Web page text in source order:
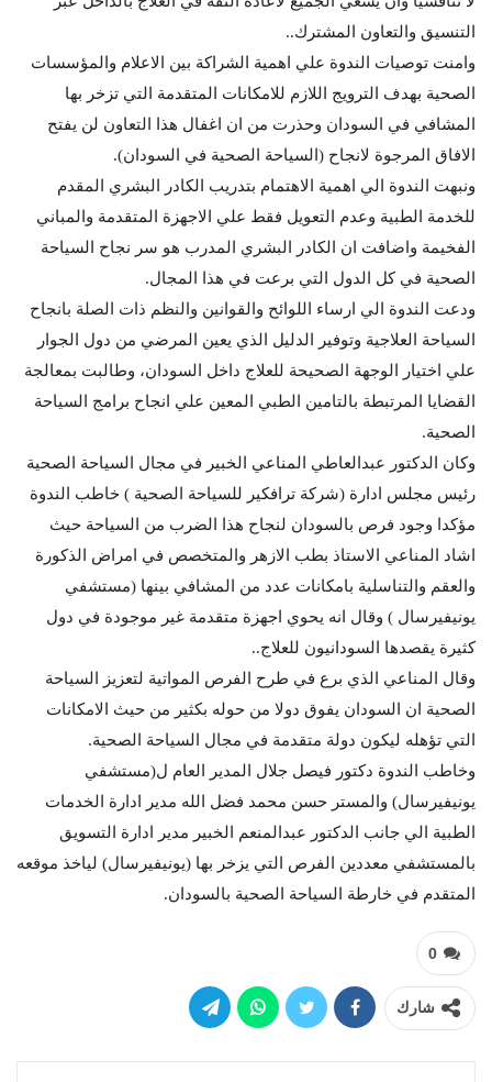
التنسيق والتعاون المشترك..
وامنت توصيات الندوة علي اهمية الشراكة بين الاعلام والمؤسسات
الصحية بهدف الترويج اللازم للامكانات المتقدمة التي تزخر بها
المشافي في السودان وحذرت من ان اغفال هذا التعاون لن يفتح
الافاق المرجوة لانجاح (السياحة الصحية في السودان).
ونبهت الندوة الي اهمية الاهتمام بتدريب الكادر البشري المقدم
للخدمة الطبية وعدم التعويل فقط علي الاجهزة المتقدمة والمباني
الفخيمة واضافت ان الكادر البشري المدرب هو سر نجاح السياحة
الصحية في كل الدول التي برعت في هذا المجال.
ودعت الندوة الي ارساء اللوائح والقوانين والنظم ذات الصلة بانجاح
السياحة العلاجية وتوفير الدليل الذي يعين المرضي من دول الجوار
علي اختيار الوجهة الصحيحة للعلاج داخل السودان، وطالبت بمعالجة
القضايا المرتبطة بالتامين الطبي المعين علي انجاح برامج السياحة
الصحية.
وكان الدكتور عبدالعاطي المناعي الخبير في مجال السياحة الصحية
رئيس مجلس ادارة (شركة ترافكير للسياحة الصحية ) خاطب الندوة
مؤكدا وجود فرص بالسودان لنجاح هذا الضرب من السياحة حيث
اشاد المناعي الاستاذ بطب الازهر والمتخصص في امراض الذكورة
والعقم والتناسلية بامكانات عدد من المشافي بينها (مستشفي
يونيفيرسال ) وقال انه يحوي اجهزة متقدمة غير موجودة في دول
كثيرة يقصدها السودانيون للعلاج..
وقال المناعي الذي برع في طرح الفرص المواتية لتعزيز السياحة
الصحية ان السودان يفوق دولا من حوله بكثير من حيث الامكانات
التي تؤهله ليكون دولة متقدمة في مجال السياحة الصحية.
وخاطب الندوة دكتور فيصل جلال المدير العام ل(مستشفي
يونيفيرسال) والمستر حسن محمد فضل الله مدير ادارة الخدمات
الطبية الي جانب الدكتور عبدالمنعم الخبير مدير ادارة التسويق
بالمستشفي معددين الفرص التي يزخر بها (يونيفيرسال) لياخذ موقعه
المتقدم في خارطة السياحة الصحية بالسودان.
0
شارك